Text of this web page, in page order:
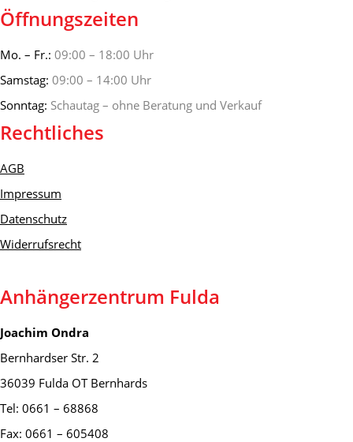
Öffnungszeiten
Mo. – Fr.: 09:00 – 18:00 Uhr
Samstag: 09:00 – 14:00 Uhr
Sonntag: Schautag – ohne Beratung und Verkauf
Rechtliches
AGB
Impressum
Datenschutz
Widerrufsrecht
Anhängerzentrum Fulda
Joachim Ondra
Bernhardser Str. 2
36039 Fulda OT Bernhards
Tel: 0661 – 68868
Fax: 0661 – 605408